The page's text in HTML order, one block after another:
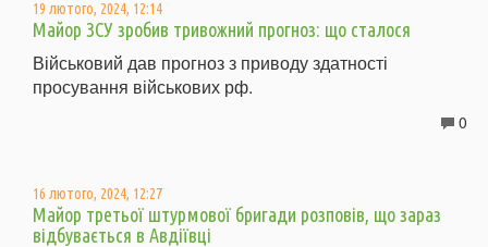
19 лютого, 2024, 12:14
Майор ЗСУ зробив тривожний прогноз: що сталося
Військовий дав прогноз з приводу здатності
просування військових рф.
0
16 лютого, 2024, 12:27
Майор третьої штурмової бригади розповів, що зараз
відбувається в Авдіївці